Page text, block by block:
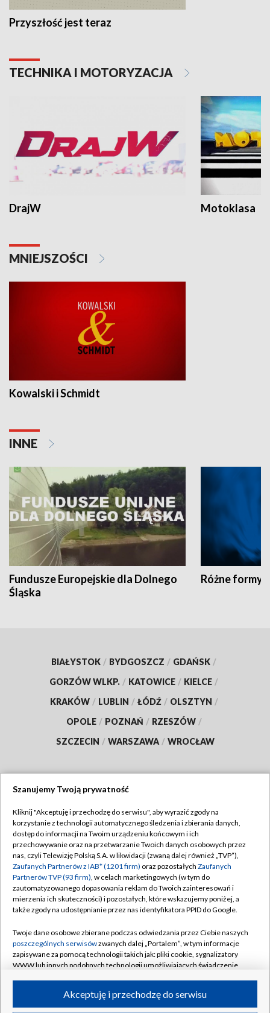
Przyszłość jest teraz
TECHNIKA I MOTORYZACJA
DrajW Motoklasa
MNIEJSZOŚCI
Kowalski i Schmidt
INNE
Fundusze Europejskie dla Dolnego
Śląska
Różne formy
BIAŁYSTOK / BYDGOSZCZ / GDAŃSK /
GORZÓW WLKP. / KATOWICE / KIELCE /
KRAKÓW / LUBLIN / ŁÓDŹ / OLSZTYN /
OPOLE / POZNAŃ / RZESZÓW /
SZCZECIN / WARSZAWA / WROCŁAW
TVP
Abonament TVP
Emisja w TVP
Centrum informacji TVP
Naziemna Telewizja Cyfrowa
Rada Programowa
System NOS
Informacje o nadawcy
Program dla prasy
Regulamin TVP
Polityka prywatności
Moje zgody
Pomoc
Kontakt
Kanały
Szanujemy Twoją prywatność
Kliknij "Akceptuję i przechodzę do serwisu", aby wyrazić zgody na
korzystanie z technologii automatycznego śledzenia i zbierania danych,
dostęp do informacji na Twoim urządzeniu końcowym i ich
przechowywanie oraz na przetwarzanie Twoich danych osobowych przez
nas, czyli Telewizję Polską S.A. w likwidacji (zwaną dalej również „TVP”),
Zaufanych Partnerów z IAB* (1201 firm) oraz pozostałych Zaufanych
Partnerów TVP (93 firm), w celach marketingowych (w tym do
zautomatyzowanego dopasowania reklam do Twoich zainteresowań i
mierzenia ich skuteczności) i pozostałych, które wskazujemy poniżej, a
także zgody na udostępnianie przez nas identyfikatora PPID do Google.
Twoje dane osobowe zbierane podczas odwiedzania przez Ciebie naszych
poszczególnych serwisówzwanych dalej „Portalem”, w tym informacje
zapisywane za pomocą technologii takich jak: pliki cookie, sygnalizatory
WWW lub innych podobnych technologii umożliwiających świadczenie
ruchu w Internecie.Akceptuję i przechodzę do serwisu